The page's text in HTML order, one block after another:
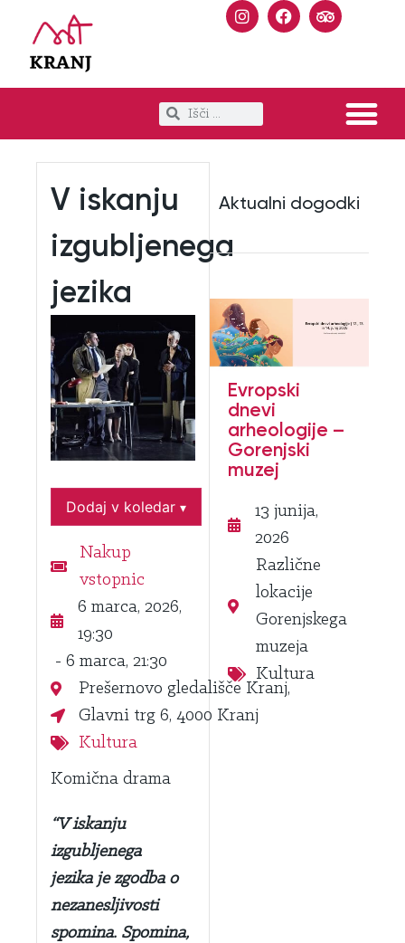
V iskanju
izgubljenega
jezika
Dodaj v koledar ▾
Nakup
vstopnic
6 marca, 2026,
19:30
- 6 marca, 21:30
Prešernovo gledališče Kranj,
Glavni trg 6, 4000 Kranj
Kultura
Komična drama
“V iskanju
izgubljenega
jezika je zgodba o
nezanesljivosti
spomina. Spomina,
Aktualni dogodki
Evropski
dnevi
arheologije –
Gorenjski
muzej
13 junija,
2026
Različne
lokacije
Gorenjskega
muzeja
Kultura